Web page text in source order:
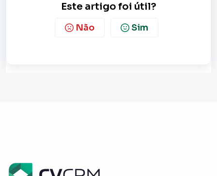
Este artigo foi útil?
Não Sim